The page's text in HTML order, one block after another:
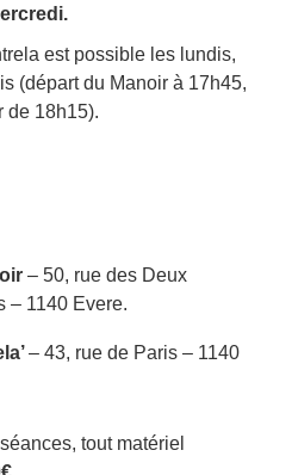
est possible les lundis,
(départ du Manoir à 17h45,
de 18h15).
– 50, rue des Deux
– 1140 Evere.
– 43, rue de Paris – 1140
tout matériel